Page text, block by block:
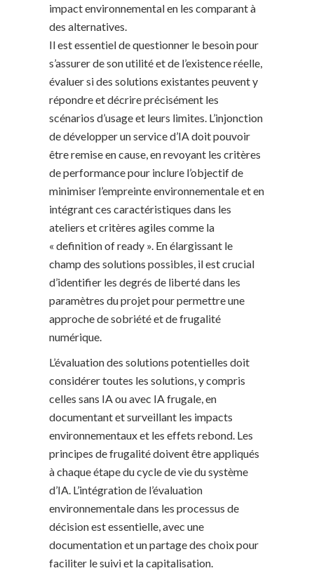
impact environnemental en les comparant à
des alternatives.
Il est essentiel de questionner le besoin pour
s’assurer de son utilité et de l’existence réelle,
évaluer si des solutions existantes peuvent y
répondre et décrire précisément les
scénarios d’usage et leurs limites. L’injonction
de développer un service d’IA doit pouvoir
être remise en cause, en revoyant les critères
de performance pour inclure l’objectif de
minimiser l’empreinte environnementale et en
intégrant ces caractéristiques dans les
ateliers et critères agiles comme la
« definition of ready ». En élargissant le
champ des solutions possibles, il est crucial
d’identifier les degrés de liberté dans les
paramètres du projet pour permettre une
approche de sobriété et de frugalité
numérique.
L’évaluation des solutions potentielles doit
considérer toutes les solutions, y compris
celles sans IA ou avec IA frugale, en
documentant et surveillant les impacts
environnementaux et les effets rebond. Les
principes de frugalité doivent être appliqués
à chaque étape du cycle de vie du système
d’IA. L’intégration de l’évaluation
environnementale dans les processus de
décision est essentielle, avec une
documentation et un partage des choix pour
faciliter le suivi et la capitalisation.